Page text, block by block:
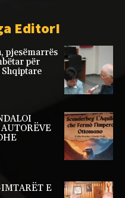
EditorI
pjesëmarrës
për
E